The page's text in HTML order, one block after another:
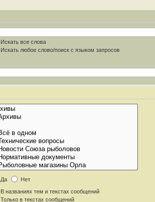
Искать все слова
Искать любое слово/поиск с языком запросов
Да
Нет
В названиях тем и текстах сообщений
Только в текстах сообщений